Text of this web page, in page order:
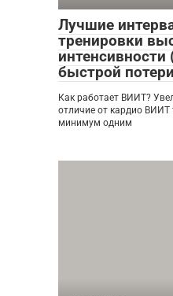
Лучшие
тренировки
интенсивности
быстрой
Как работает ВИИТ?
отличие от кардио
минимум одним